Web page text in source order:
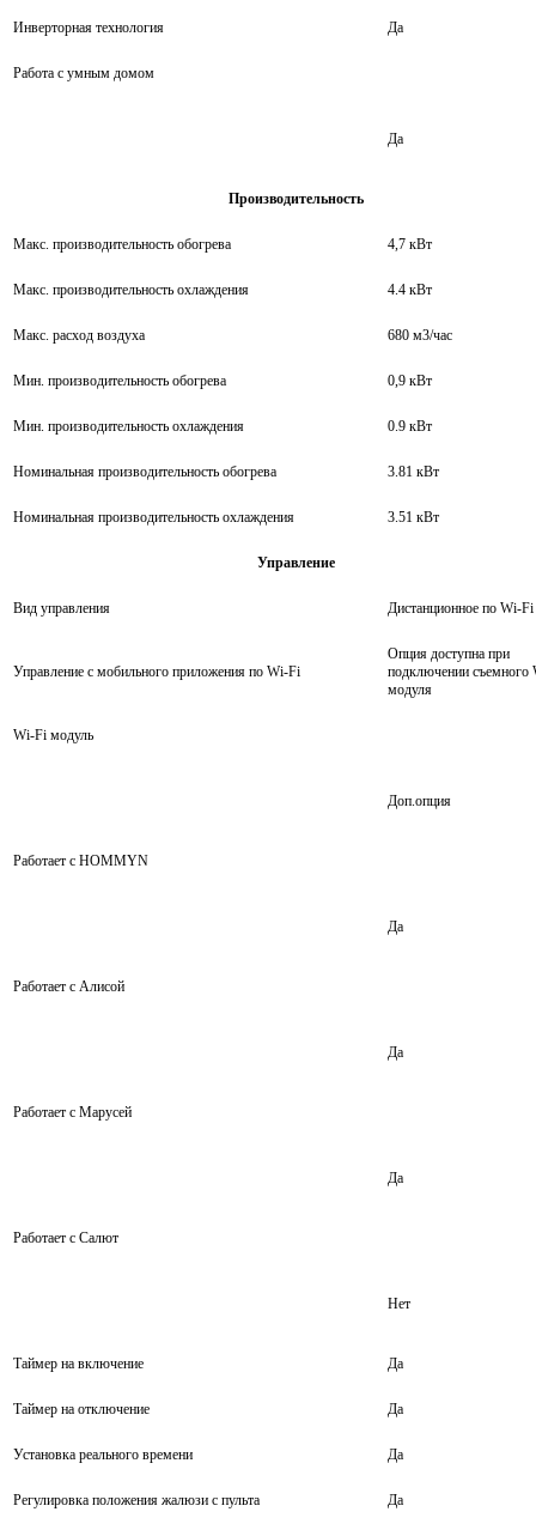
Инверторная технология Да
Работа с умным домом
Да
Производительность
Макс. производительность обогрева 4,7 кВт
Макс. производительность охлаждения 4.4 кВт
Макс. расход воздуха 680 м3/час
Мин. производительность обогрева 0,9 кВт
Мин. производительность охлаждения 0.9 кВт
Номинальная производительность обогрева 3.81 кВт
Номинальная производительность охлаждения 3.51 кВт
Управление
Вид управления Дистанционное по Wi-Fi
Управление c мобильного приложения по Wi-Fi
Опция доступна при
подключении съемного
модуля
Wi-Fi модуль
Доп.опция
Работает с HOMMYN
Да
Работает с Алисой
Да
Работает с Марусей
Да
Работает с Салют
Нет
Таймер на включение Да
Таймер на отключение Да
Установка реального времени Да
Регулировка положения жалюзи с пульта Да